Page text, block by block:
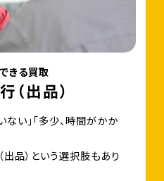
きる買取
（出品）
い」「多少、時間がかか
品）という選択肢もあり